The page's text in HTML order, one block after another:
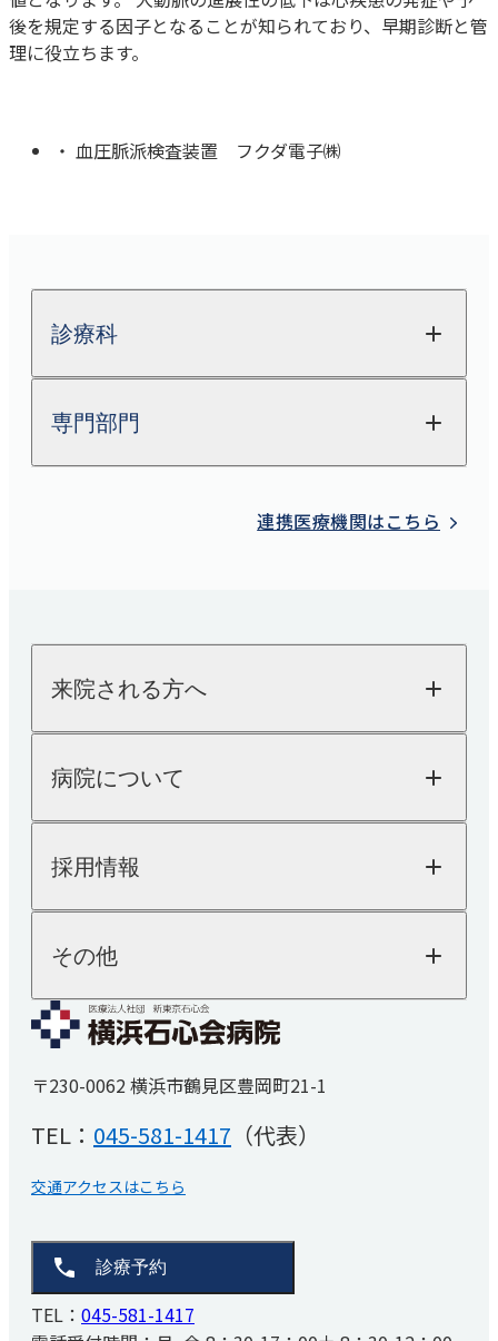
後を規定する因子となることが知られており、早期診断と管
理に役立ちます。
血圧脈派検査装置 フクダ電子㈱
診療科
整形外科
（完全内視鏡下手術）センター
肩
内科
消化器内科
乳腺外科
内視鏡検査
麻酔科
（SAS）外来
リハビリテーション科
専門部門
薬剤科
連携医療機関はこちら
〒230-0062 横浜市鶴見区豊岡町21-1
TEL： 045-581-1417 （代表）
交通アクセスはこちら
診療予約
TEL： 045-581-1417
来院される方へ
外来のご案内
入院のご案内
健康診断
病院について
病院についてTOP
院長ご挨拶
医療機器紹介
「人を対象とする医学系研究の倫理指針」に基
採用情報
看護師採用
医療技術職採用
事務職その他採用
その他
よくあるご質問
医療関係者の方へ
患者さんの権利と義務